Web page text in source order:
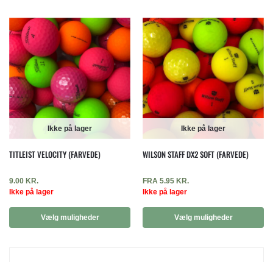
Ikke på lager
TITLEIST VELOCITY (FARVEDE)
9.00 KR.
Ikke på lager
Vælg muligheder
Ikke på lager
WILSON STAFF DX2 SOFT (FARVEDE)
FRA 5.95 KR.
Ikke på lager
Vælg muligheder